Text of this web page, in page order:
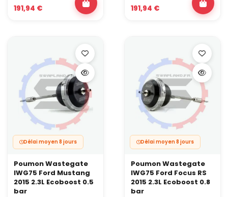
191,94 € 191,94 €
Délai moyen 8 jours
Poumon Wastegate
IWG75 Ford Mustang
2015 2.3L Ecoboost 0.5
bar
Délai moyen 8 jours
Poumon Wastegate
IWG75 Ford Focus RS
2015 2.3L Ecoboost 0.8
bar